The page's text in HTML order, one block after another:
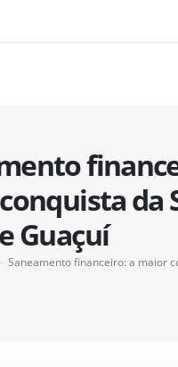
da
Guaçuí
Saneamento financeiro: a maior